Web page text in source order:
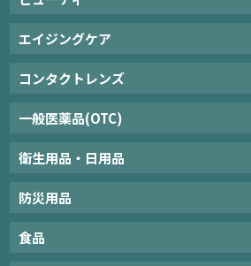
エイジングケア
コンタクトレンズ
一般医薬品(OTC)
衛生用品・日用品
防災用品
食品